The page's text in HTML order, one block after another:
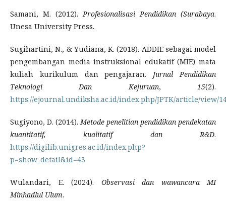
Samani, M. (2012). Profesionalisasi Pendidikan (Surabaya.
Unesa University Press.
Sugihartini, N., & Yudiana, K. (2018). ADDIE sebagai model
pengembangan media instruksional edukatif (MIE) mata
kuliah kurikulum dan pengajaran. Jurnal Pendidikan
Teknologi Dan Kejuruan, 15(2).
https://ejournal.undiksha.ac.id/index.php/JPTK/article/view/
Sugiyono, D. (2014). Metode penelitian pendidikan pendekatan
kuantitatif, kualitatif dan R&D.
https://digilib.unigres.ac.id/index.php?
p=show_detail&id=43
Wulandari, E. (2024). Observasi dan wawancara MI
Minhadlul Ulum.